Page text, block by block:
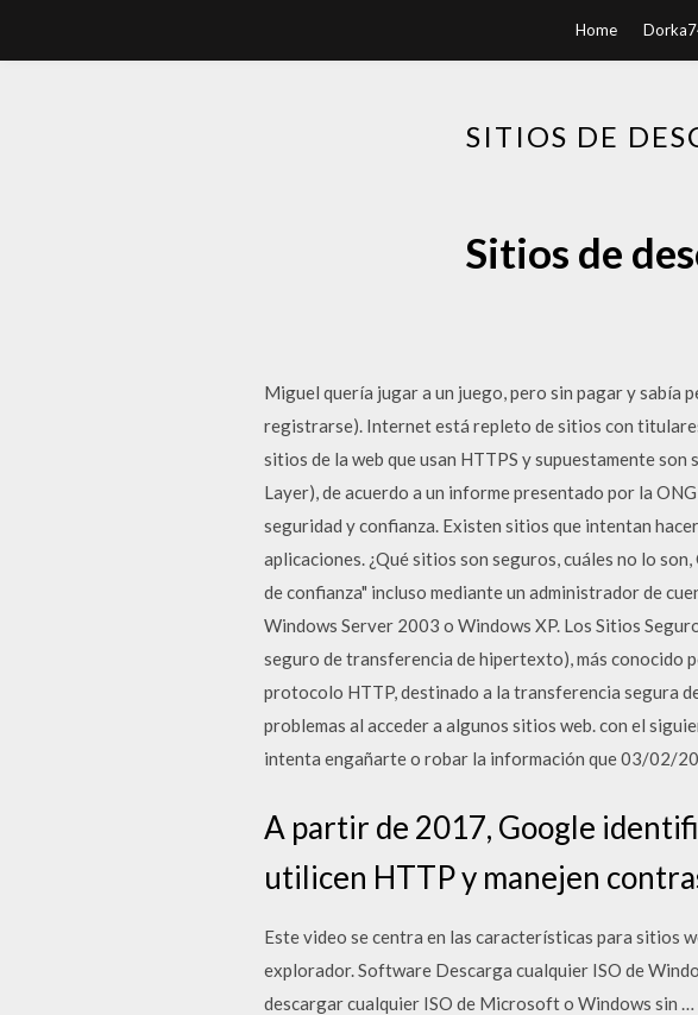
Home
SITIOS DE
Sitios de
Miguel quería jugar a un juego, pero sin pagar y sabía
registrarse). Internet está repleto de sitios con
sitios de la web que usan HTTPS y supuestamente son
Layer), de acuerdo a un informe presentado por la
seguridad y confianza. Existen sitios que intentan
aplicaciones. ¿Qué sitios son seguros, cuáles no lo
de confianza" incluso mediante un administrador de
Windows Server 2003 o Windows XP. Los Sitios
seguro de transferencia de hipertexto), más conocido
protocolo HTTP, destinado a la transferencia segura
problemas al acceder a algunos sitios web. con el
intenta engañarte o robar la información que 03/02/
A partir de 2017, Google
utilicen HTTP y manejen
Este video se centra en las características para sitios
explorador. Software Descarga cualquier ISO de
descargar cualquier ISO de Microsoft o Windows sin …